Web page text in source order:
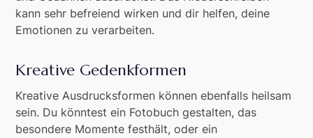
kann sehr befreiend wirken und dir helfen, deine
Emotionen zu verarbeiten.
Kreative Gedenkformen
Kreative Ausdrucksformen können ebenfalls heilsam
sein. Du könntest ein Fotobuch gestalten, das
besondere Momente festhält, oder ein